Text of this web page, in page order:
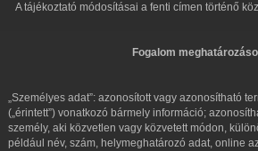
A tájékoztató módosításai a fenti címen történő
Fogalom
„Személyes adat”: azonosított vagy azonosítható
(„érintett”) vonatkozó bármely információ;
személy, aki közvetlen vagy közvetett módon,
például név, szám, helymeghatározó adat, online